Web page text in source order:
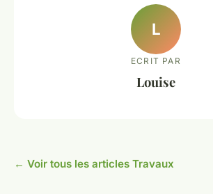
L
ECRIT PAR
Louise
← Voir tous les articles Travaux